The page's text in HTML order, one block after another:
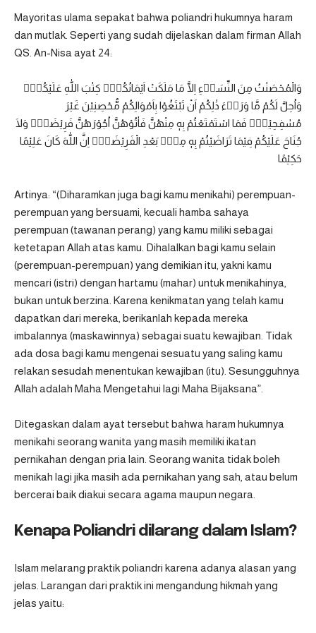
Mayoritas ulama sepakat bahwa poliandri hukumnya haram
dan mutlak. Seperti yang sudah dijelaskan dalam firman Allah
QS. An-Nisa ayat 24:
وَالْمُحْصَنٰتُ مِنَ النِّسَاۤءِ اِلَّا مَا مَلَكَتْ اَيْمَانُكُمْۚ كِتٰبَ اللّٰهِ عَلَيْكُمْۚ
وَاُحِلَّ لَكُمْ مَّا وَرَاۤءَ ذٰلِكُمْ اَنْ تَبْتَغُوْا بِاَمْوَالِكُمْ مُّحْصِنِيْنَ غَيْرَ
مُسٰفِحِيْنَۗ فَمَا اسْتَمْتَعْتُمْ بِهٖ مِنْهُنَّ فَاٰتُوْهُنَّ اُجُوْرَهُنَّ فَرِيْضَةًۗ وَلَا
جُنَاحَ عَلَيْكُمْ فِيْمَا تَرَاضَيْتُمْ بِهٖ مِنْۢ بَعْدِ الْفَرِيْضَةِۗ اِنَّ اللّٰهَ كَانَ عَلِيْمًا
حَكِيْمًا
Artinya: “(Diharamkan juga bagi kamu menikahi) perempuan-
perempuan yang bersuami, kecuali hamba sahaya
perempuan (tawanan perang) yang kamu miliki sebagai
ketetapan Allah atas kamu. Dihalalkan bagi kamu selain
(perempuan-perempuan) yang demikian itu, yakni kamu
mencari (istri) dengan hartamu (mahar) untuk menikahinya,
bukan untuk berzina. Karena kenikmatan yang telah kamu
dapatkan dari mereka, berikanlah kepada mereka
imbalannya (maskawinnya) sebagai suatu kewajiban. Tidak
ada dosa bagi kamu mengenai sesuatu yang saling kamu
relakan sesudah menentukan kewajiban (itu). Sesungguhnya
Allah adalah Maha Mengetahui lagi Maha Bijaksana”.
Ditegaskan dalam ayat tersebut bahwa haram hukumnya
menikahi seorang wanita yang masih memiliki ikatan
pernikahan dengan pria lain. Seorang wanita tidak boleh
menikah lagi jika masih ada pernikahan yang sah, atau belum
bercerai baik diakui secara agama maupun negara.
Kenapa Poliandri dilarang dalam Islam?
Islam melarang praktik poliandri karena adanya alasan yang
jelas. Larangan dari praktik ini mengandung hikmah yang
jelas yaitu: